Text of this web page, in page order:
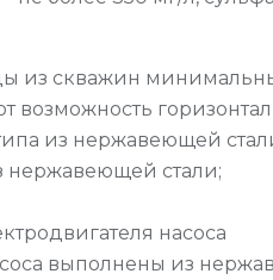
из скважин
возможность
из нержавеющей
нержавеющей стали;
насоса
выполнены из